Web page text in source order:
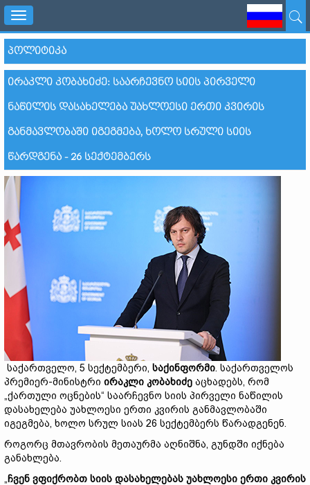
Toggle
navigation
ᲞᲝᲚᲘᲢᲘᲙᲐ
ᲘᲠᲐᲙᲚᲘ ᲙᲝᲑᲐᲮᲘᲫᲔ: ᲡᲐᲐᲠᲩᲔᲕᲜᲝ ᲡᲘᲘᲡ ᲞᲘᲠᲕᲔᲚᲘ
ᲜᲐᲬᲘᲚᲘᲡ ᲓᲐᲡᲐᲮᲔᲚᲔᲑᲐ ᲣᲐᲮᲚᲝᲔᲡᲘ ᲔᲠᲗᲘ ᲙᲕᲘᲠᲘᲡ
ᲒᲐᲜᲛᲐᲕᲚᲝᲑᲐᲨᲘ ᲘᲒᲔᲒᲛᲔᲑᲐ, ᲮᲝᲚᲝ ᲡᲠᲣᲚᲘ ᲡᲘᲘᲡ
ᲬᲐᲠᲓᲒᲔᲜᲐ - 26 ᲡᲔᲥᲢᲔᲛᲑᲔᲠᲡ
საქართველო, 5 სექტემბერი, საქინფორმი. საქართველოს
პრემიერ-მინისტრი ირაკლი კობახიძე აცხადებს, რომ
„ქართული ოცნების“ საარჩევნო სიის პირველი ნაწილის
დასახელება უახლოესი ერთი კვირის განმავლობაში
იგეგმება, ხოლო სრულ სიას 26 სექტემბერს წარადგენენ.
როგორც მთავრობის მეთაურმა აღნიშნა, გუნდში იქნება
განახლება.
„ჩვენ ვფიქრობთ სიის დასახელებას უახლოესი ერთი კვირის